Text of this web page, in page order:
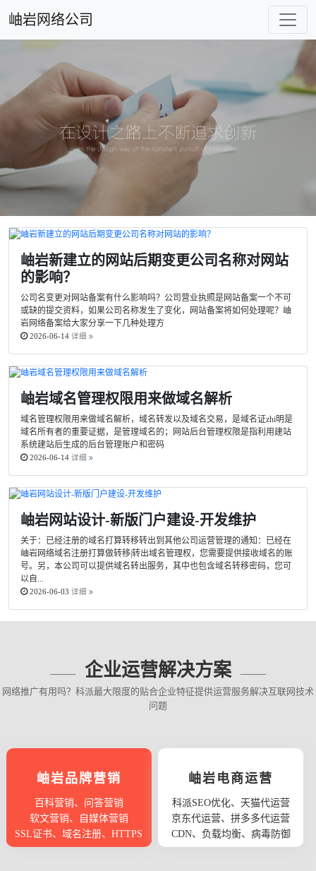
岫岩网络公司
岫岩新建立的网站后期变更公司名称对网站
的影响？
公司名变更对网站备案有什么影响吗？公司营业执照是网站备案一个不可
或缺的提交资料，如果公司名称发生了变化，网站备案将如何处理呢？岫
岩网络备案给大家分享一下几种处理方
2026-06-14 详细
岫岩域名管理权限用来做域名解析
域名管理权限用来做域名解析，域名转发以及域名交易，是域名证zhi明是
域名所有者的重要证据，是管理域名的；网站后台管理权限是指利用建站
系统建站后生成的后台管理账户和密码
2026-06-14 详细
岫岩网站设计-新版门户建设-开发维护
关于：已经注册的域名打算转移转出到其他公司运营管理的通知：已经在
岫岩网络域名注册打算做转移|转出域名管理权，您需要提供接收域名的账
号。另，本公司可以提供域名转出服务，其中也包含域名转移密码，您可
以自...
2026-06-03 详细
企业运营解决方案
网络推广有用吗？科派最大限度的贴合企业特征提供运营服务解决互联网技术
问题
岫岩品牌营销
百科营销、问答营销
软文营销、自媒体营销
SSL证书、域名注册、HTTPS
岫岩电商运营
科派SEO优化、天猫代运营
京东代运营、拼多多代运营
CDN、负载均衡、病毒防御